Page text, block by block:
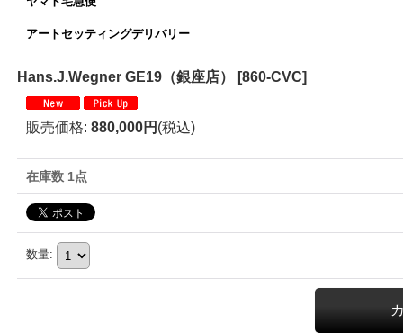
アートセッティングデリバリー
Hans.J.Wegner GE19（銀座店） [860-CVC]
販売価格: 880,000円 (税込)
在庫数 1点
数量: